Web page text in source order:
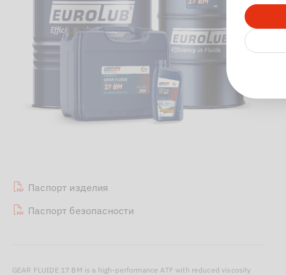
Паспорт изделия
Паспорт безопасности
GEAR FLUIDE 17 BM is a high-performance ATF with reduced viscosity